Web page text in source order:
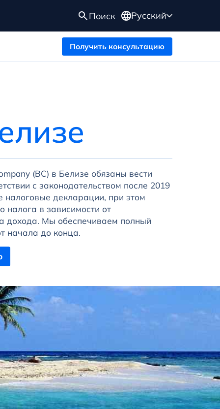
Поиск Русский
Получить консультацию
(BC) в Белизе обязаны вести
с законодательством после 2019
налоговые декларации, при этом
налога в зависимости от
дохода. Мы обеспечиваем полный
начала до конца.